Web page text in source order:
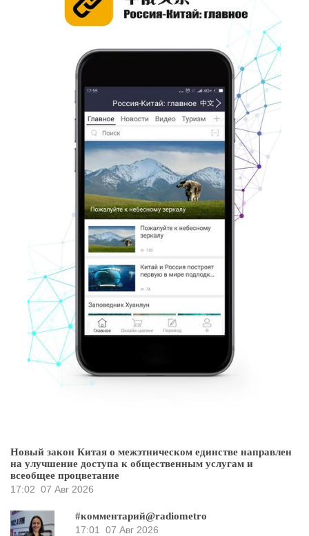
Новый закон Китая о межэтническом единстве направлен
на улучшение доступа к общественным услугам и
всеобщее процветание
17:02 07 Авг 2026
#комментарий@radiometro
17:01
07 Авг 2026